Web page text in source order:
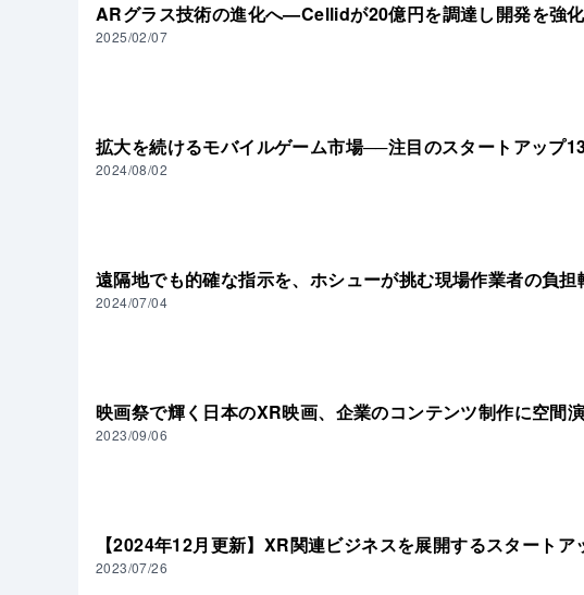
ARグラス技術の進化へ—Cellidが20億円を調達し開発を強化
2025/02/07
拡大を続けるモバイルゲーム市場──注目のスタートアップ
2024/08/02
遠隔地でも的確な指示を、ホシューが挑む現場作業者の負担
2024/07/04
映画祭で輝く日本のXR映画、企業のコンテンツ制作に空間
2023/09/06
【2024年12月更新】XR関連ビジネスを展開するスタートア
2023/07/26